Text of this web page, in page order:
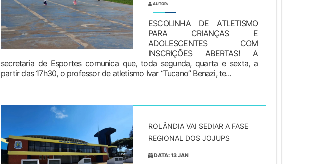
AUTOR:
ESCOLINHA DE ATLETISMO
PARA CRIANÇAS E
ADOLESCENTES COM
INSCRIÇÕES ABERTAS! A
secretaria de Esportes comunica que, toda segunda, quarta e sexta, a
partir das 17h30, o professor de atletismo Ivar “Tucano” Benazi, te...
ROLÂNDIA VAI SEDIAR A FASE
REGIONAL DOS JOJUPS
DATA: 13 JAN